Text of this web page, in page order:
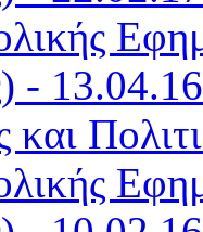
- 13.04.16
και